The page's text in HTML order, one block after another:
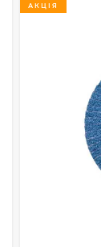
АКЦІЯ